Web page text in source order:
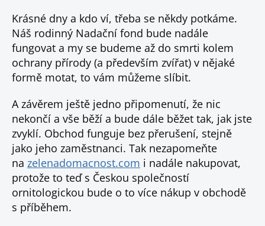
Krásné dny a kdo ví, třeba se někdy potkáme.
Náš rodinný Nadační fond bude nadále
fungovat a my se budeme až do smrti kolem
ochrany přírody (a především zvířat) v nějaké
formě motat, to vám můžeme slíbit.
A závěrem ještě jedno připomenutí, že nic
nekončí a vše běží a bude dále běžet tak, jak jste
zvyklí. Obchod funguje bez přerušení, stejně
jako jeho zaměstnanci. Tak nezapomeňte
na zelenadomacnost.com i nadále nakupovat,
protože to teď s Českou společností
ornitologickou bude o to více nákup v obchodě
s příběhem.